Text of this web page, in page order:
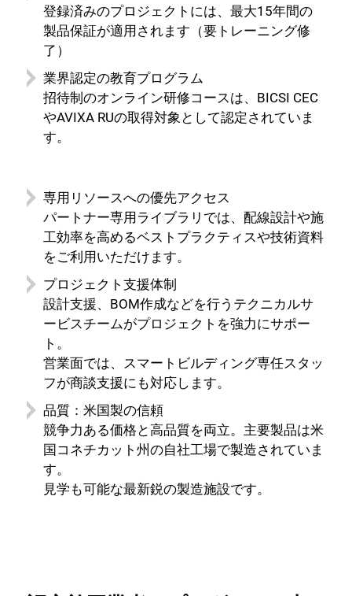
登録済みのプロジェクトには、最大15年間の
製品保証が適用されます（要トレーニング修
了）
業界認定の教育プログラム
招待制のオンライン研修コースは、BICSI CEC
やAVIXA RUの取得対象として認定されていま
す。
専用リソースへの優先アクセス
パートナー専用ライブラリでは、配線設計や施
工効率を高めるベストプラクティスや技術資料
をご利用いただけます。
プロジェクト支援体制
設計支援、BOM作成などを行うテクニカルサ
ービスチームがプロジェクトを強力にサポー
ト。
営業面では、スマートビルディング専任スタッ
フが商談支援にも対応します。
品質：米国製の信頼
競争力ある価格と高品質を両立。主要製品は米
国コネチカット州の自社工場で製造されていま
す。
見学も可能な最新鋭の製造施設です。